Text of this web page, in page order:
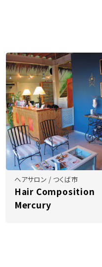
ヘアサロン / つくば市
Hair Composition
Mercury